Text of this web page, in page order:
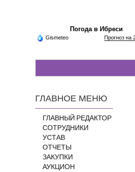
Погода в Ибреси
Gismeteo Прогноз на
ГЛАВНОЕ МЕНЮ
ГЛАВНЫЙ РЕДАКТОР
СОТРУДНИКИ
УСТАВ
ОТЧЕТЫ
ЗАКУПКИ
АУКЦИОН